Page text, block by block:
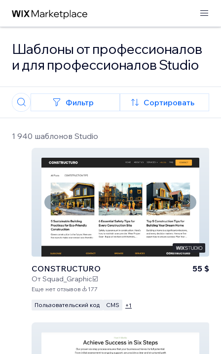
Шаблоны от профессионалов
и для профессионалов Studio
Фильтр Сортировать
1 940 шаблонов Studio
CONSTRUCTURO
ОтSquad_Graphic☑️
55 $
Еще нет отзывов 177
Пользовательский код CMS +1